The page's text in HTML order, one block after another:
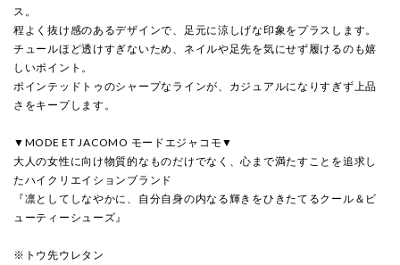
ス。
程よく抜け感のあるデザインで、足元に涼しげな印象をプラスします。
チュールほど透けすぎないため、ネイルや足先を気にせず履けるのも嬉
しいポイント。
ポインテッドトゥのシャープなラインが、カジュアルになりすぎず上品
さをキープします。
▼MODE ET JACOMO モードエジャコモ▼
大人の女性に向け物質的なものだけでなく、心まで満たすことを追求し
たハイクリエイションブランド
『凛としてしなやかに、自分自身の内なる輝きをひきたてるクール＆ビ
ューティーシューズ』
※トウ先ウレタン